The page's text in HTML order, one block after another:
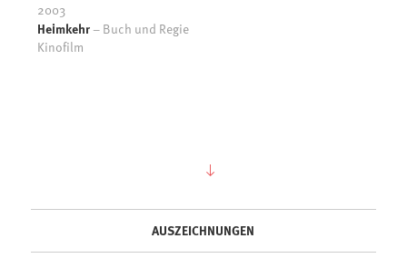
2003
Heimkehr– Buch und Regie
Kinofilm
AUSZEICHNUNGEN